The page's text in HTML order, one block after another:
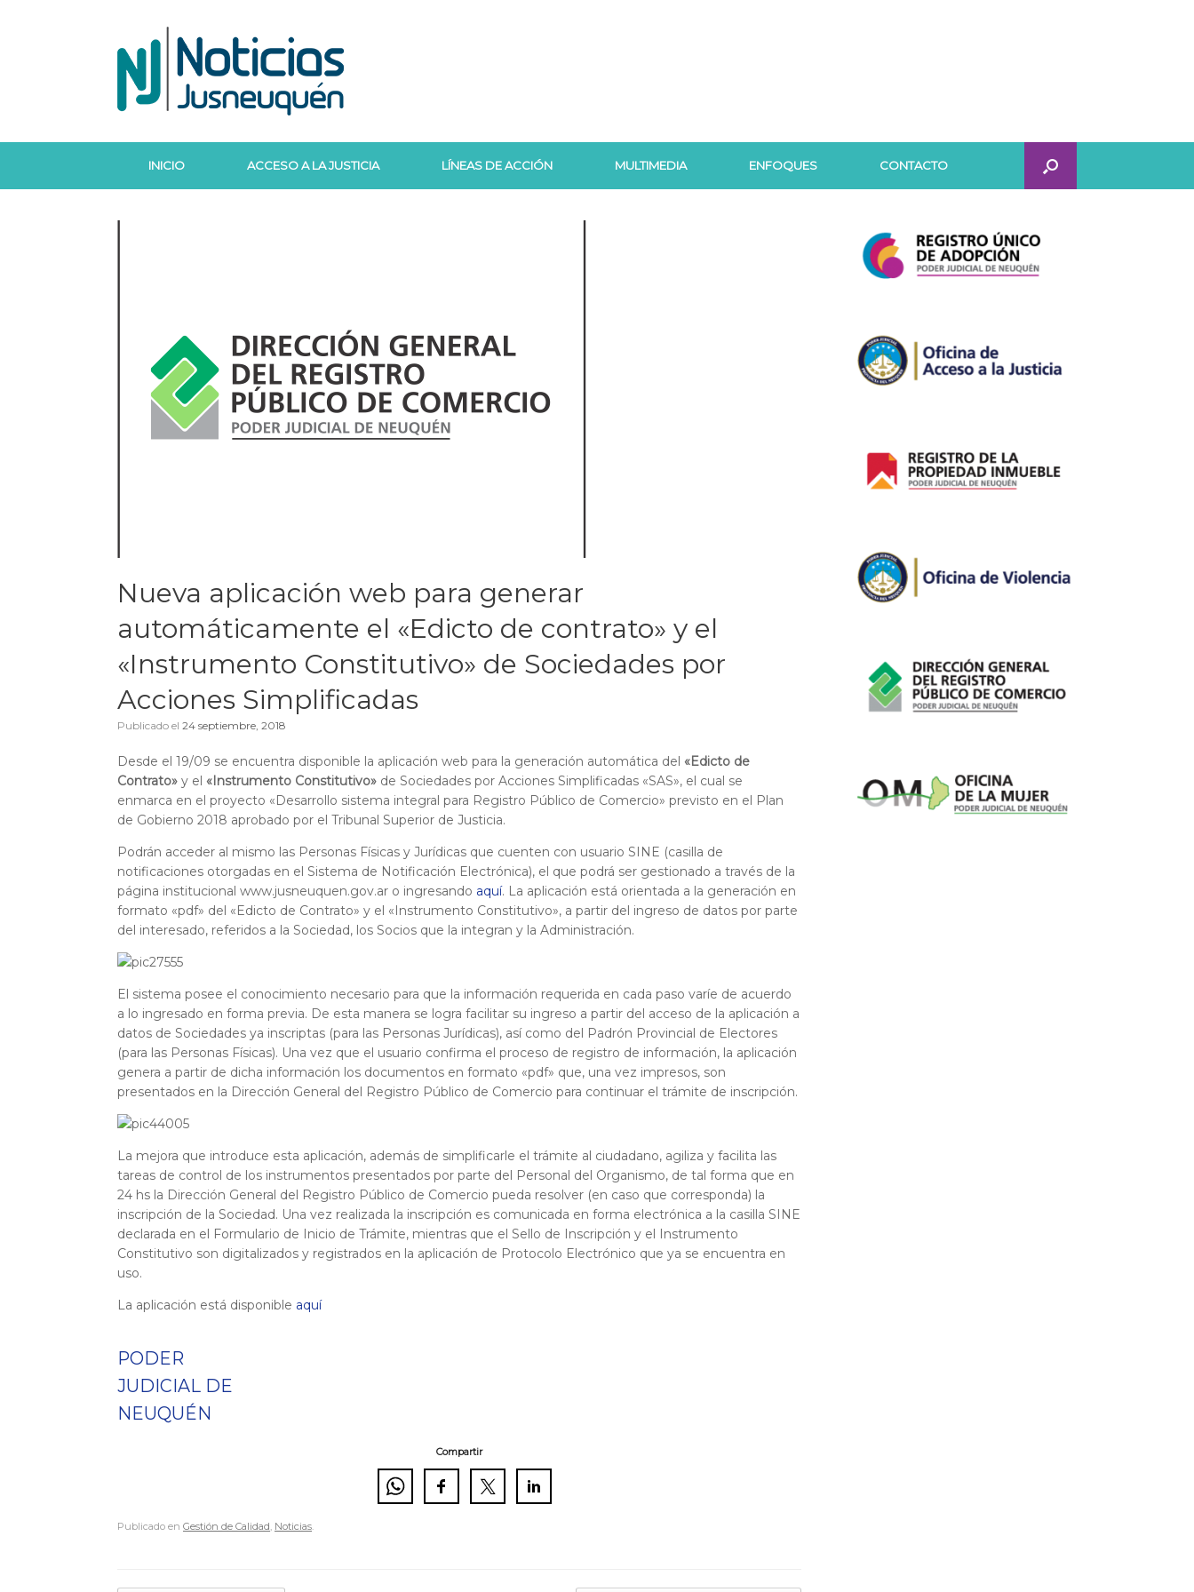
INICIO ACCESO A LA JUSTICIA LÍNEAS DE ACCIÓN MULTIMEDIA ENFOQUES CONTACTO
Nueva aplicación web para generar
automáticamente el «Edicto de contrato» y el
«Instrumento Constitutivo» de Sociedades por
Acciones Simplificadas
Publicado el 24 septiembre, 2018
Desde el 19/09 se encuentra disponible la aplicación web para la generación automática del «Edicto de
Contrato» y el «Instrumento Constitutivo» de Sociedades por Acciones Simplificadas «SAS», el cual se
enmarca en el proyecto «Desarrollo sistema integral para Registro Público de Comercio» previsto en el Plan
de Gobierno 2018 aprobado por el Tribunal Superior de Justicia.
Podrán acceder al mismo las Personas Físicas y Jurídicas que cuenten con usuario SINE (casilla de
notificaciones otorgadas en el Sistema de Notificación Electrónica), el que podrá ser gestionado a través de la
página institucional www.jusneuquen.gov.ar o ingresando aquí. La aplicación está orientada a la generación en
formato «pdf» del «Edicto de Contrato» y el «Instrumento Constitutivo», a partir del ingreso de datos por parte
del interesado, referidos a la Sociedad, los Socios que la integran y la Administración.
El sistema posee el conocimiento necesario para que la información requerida en cada paso varíe de acuerdo
a lo ingresado en forma previa. De esta manera se logra facilitar su ingreso a partir del acceso de la aplicación a
datos de Sociedades ya inscriptas (para las Personas Jurídicas), así como del Padrón Provincial de Electores
(para las Personas Físicas). Una vez que el usuario confirma el proceso de registro de información, la aplicación
genera a partir de dicha información los documentos en formato «pdf» que, una vez impresos, son
presentados en la Dirección General del Registro Público de Comercio para continuar el trámite de inscripción.
La mejora que introduce esta aplicación, además de simplificarle el trámite al ciudadano, agiliza y facilita las
tareas de control de los instrumentos presentados por parte del Personal del Organismo, de tal forma que en
24 hs la Dirección General del Registro Público de Comercio pueda resolver (en caso que corresponda) la
inscripción de la Sociedad. Una vez realizada la inscripción es comunicada en forma electrónica a la casilla SINE
declarada en el Formulario de Inicio de Trámite, mientras que el Sello de Inscripción y el Instrumento
Constitutivo son digitalizados y registrados en la aplicación de Protocolo Electrónico que ya se encuentra en
uso.
La aplicación está disponible aquí
PODER
JUDICIAL DE
NEUQUÉN
Compartir
Publicado en Gestión de Calidad Noticias